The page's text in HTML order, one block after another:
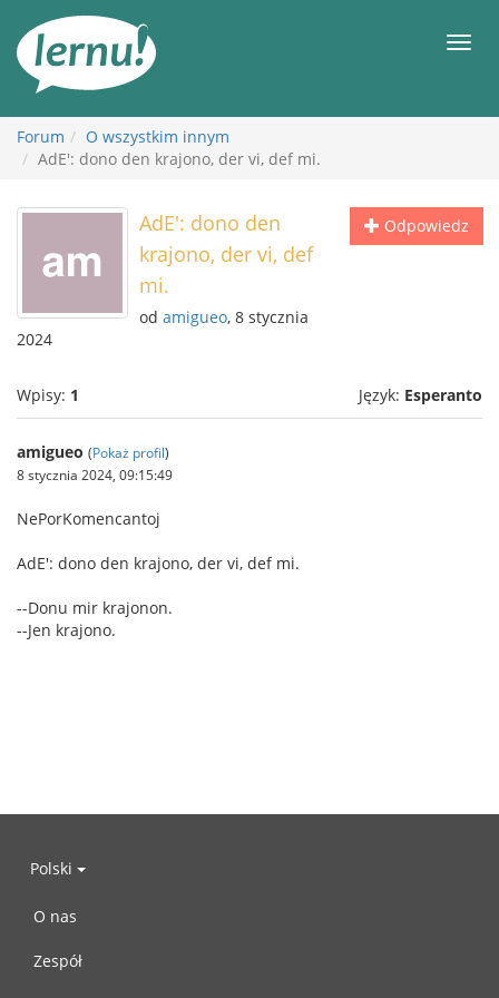
Forum
O wszystkim innym
AdE': dono den krajono, der vi, def mi.
Odpowiedz
AdE': dono den
krajono, der vi, def
mi.
od amigueo, 8 stycznia
2024
Wpisy: 1 Język: Esperanto
amigueo (Pokaż profil)
8 stycznia 2024, 09:15:49
NePorKomencantoj
AdE': dono den krajono, der vi, def mi.
--Donu mir krajonon.
--Jen krajono.
Polski
O nas
Zespół